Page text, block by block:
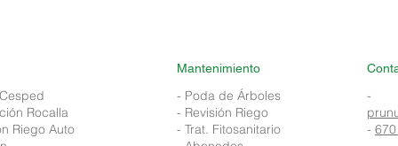
Rocalla
Riego Auto
- Poda de Árboles
- Revisión Riego
- Trat. Fitosanitario
Mantenimiento
-
-